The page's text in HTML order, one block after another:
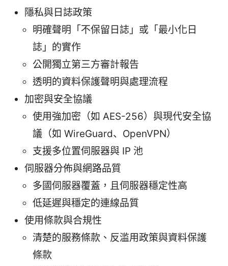
隱私與日誌政策
明確聲明「不保留日誌」或「最小化日
誌」的實作
公開獨立第三方審計報告
透明的資料保護聲明與處理流程
加密與安全協議
使用強加密（如 AES-256）與現代安全協
議（如 WireGuard、OpenVPN）
支援多位置伺服器與 IP 池
伺服器分佈與網路品質
多國伺服器覆蓋，且伺服器穩定性高
低延遲與穩定的連線品質
使用條款與合規性
清楚的服務條款、反滥用政策與資料保護
條款